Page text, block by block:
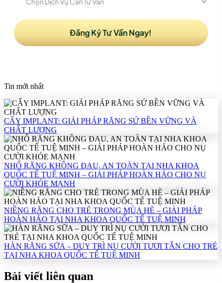
Tin mới nhất
CẤY IMPLANT: GIẢI PHÁP RĂNG SỨ BỀN VỮNG VÀ
CHẤT LƯỢNG
NHỔ RĂNG KHÔNG ĐAU, AN TOÀN TẠI NHA KHOA
QUỐC TẾ TUỆ MINH – GIẢI PHÁP HOÀN HẢO CHO NỤ
CƯỜI KHỎE MẠNH
NIỀNG RĂNG CHO TRẺ TRONG MÙA HÈ – GIẢI PHÁP
HOÀN HẢO TẠI NHA KHOA QUỐC TẾ TUỆ MINH
HÀN RĂNG SỮA – DUY TRÌ NỤ CƯỜI TƯƠI TẮN CHO TRẺ
TẠI NHA KHOA QUỐC TẾ TUỆ MINH
Bài viết liên quan